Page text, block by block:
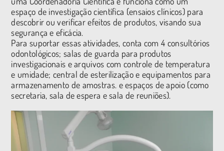
espaço de investigação científica (ensaios clínicos) para
descobrir ou verificar efeitos de produtos, visando sua
segurança e eficácia.
Para suportar essas atividades, conta com 4 consultórios
odontológicos; salas de guarda para produtos
investigacionais e arquivos com controle de temperatura
e umidade; central de esterilização e equipamentos para
armazenamento de amostras. e espaços de apoio (como
secretaria, sala de espera e sala de reuniões).